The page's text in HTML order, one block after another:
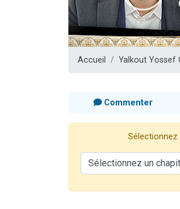
Accueil Yalkout Yossef
Commenter
Sélectionnez